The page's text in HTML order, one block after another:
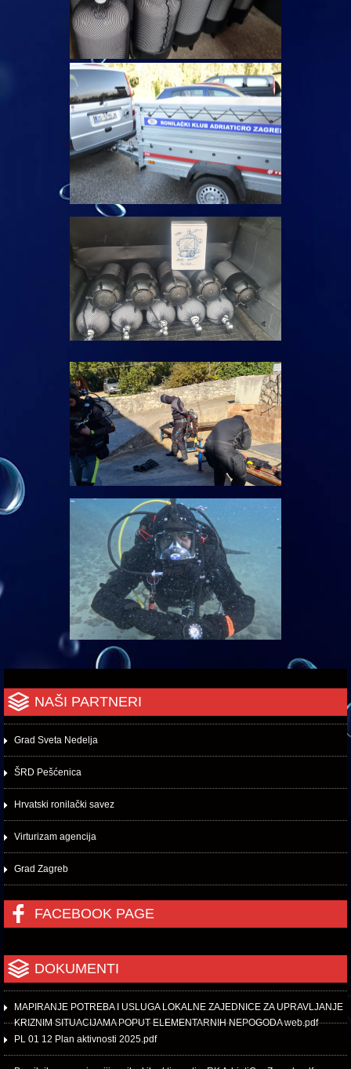
NAŠI PARTNERI
Grad Sveta Nedelja
ŠRD Pešćenica
Hrvatski ronilački savez
Virturizam agencija
Grad Zagreb
FACEBOOK PAGE
DOKUMENTI
MAPIRANJE POTREBA I USLUGA LOKALNE ZAJEDNICE ZA UPRAVLJANJE
KRIZNIM SITUACIJAMA POPUT ELEMENTARNIH NEPOGODA web.pdf
PL 01 12 Plan aktivnosti 2025.pdf